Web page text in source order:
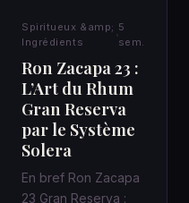
Spiritueux &amp;
Ingrédients
5
sem.
Ron Zacapa 23 :
L’Art du Rhum
Gran Reserva
par le Système
Solera
En bref Ron Zacapa
23 Gran Reserva :